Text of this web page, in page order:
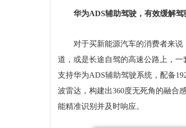
华为ADS辅助驾驶，有效缓解驾
对于买新能源汽车的消费者来
道，或是长途自驾的高速公路上，
支持华为ADS辅助驾驶系统，配备
波雷达，构建出360度无死角的融合
能精准识别并及时响应。